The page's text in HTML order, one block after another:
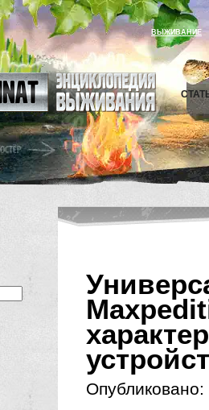
ВЫЖИВАНИЕ
Опубликовано: